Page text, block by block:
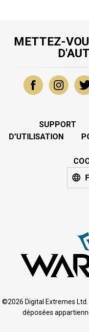
METTEZ-
SUPPORT
D'UTILISATION
©2026 Digital Extremes
déposées